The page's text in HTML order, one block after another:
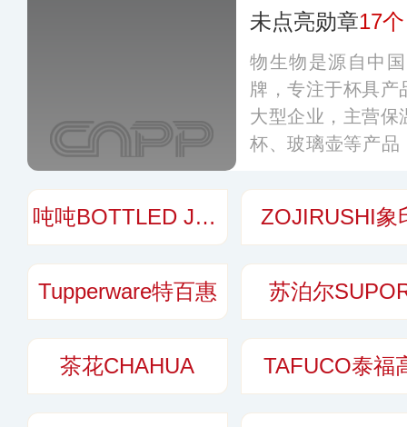
未点亮勋章17个
物生物是源自中
牌，专注于杯具产
大型企业，主营保
杯、玻璃壶等产品
吨吨BOTTLED JOY ZOJIRUSHI象
Tupperware特百惠 苏泊尔
茶花CHAHUA TAFUCO泰福